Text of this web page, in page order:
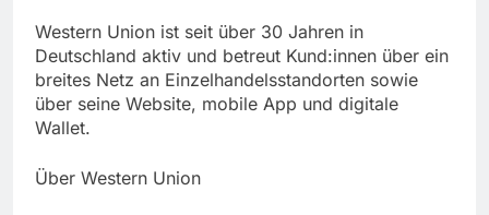
Western Union ist seit über 30 Jahren in
Deutschland aktiv und betreut Kund:innen über ein
breites Netz an Einzelhandelsstandorten sowie
über seine Website, mobile App und digitale
Wallet.
Über Western Union